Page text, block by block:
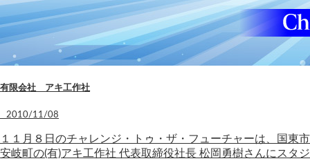
有限会社 アキ工作社
2010/11/08
１１月８日のチャレンジ・トゥ・ザ・フューチャーは、国東市
安岐町の(有)アキ工作社 代表取締役社長 松岡勇樹さんにスタジ